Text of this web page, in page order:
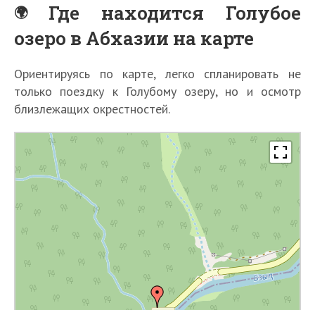
Где находится Голубое
озеро в Абхазии на карте
Ориентируясь по карте, легко спланировать не
только поездку к Голубому озеру, но и осмотр
близлежащих окрестностей.